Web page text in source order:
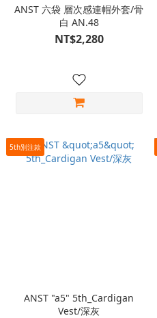
ANST 六袋 層次感連帽外套/骨
白 AN.48
NT$2,280
5th別注款
ANST "a5" 5th_Cardigan
Vest/深灰